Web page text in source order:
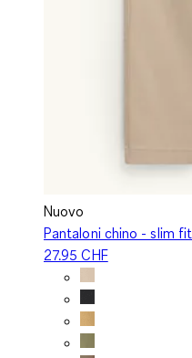
Nuovo
Pantaloni chino - slim fit
27.95 CHF